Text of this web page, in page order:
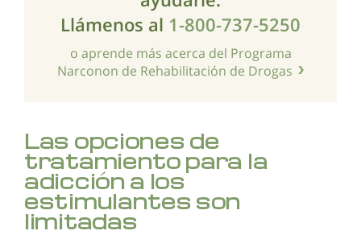
Llámenos al 1-800-737-5250
o aprende más acerca del Programa
Narconon de Rehabilitación de Drogas
Las opciones de
tratamiento para la
adicción a los
estimulantes son
limitadas